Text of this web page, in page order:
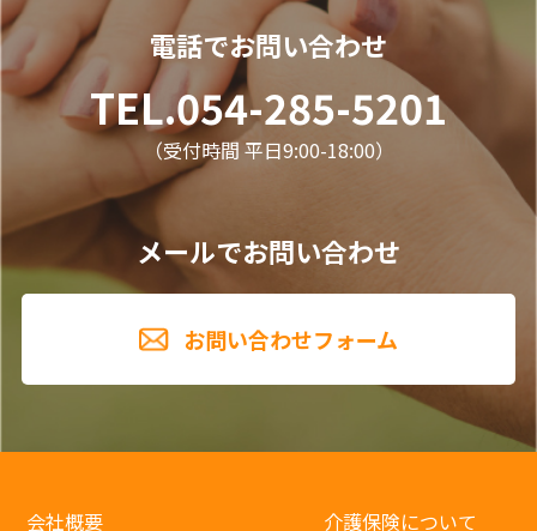
電話でお問い合わせ
TEL.054-285-5201
（受付時間 平日9:00-18:00）
メールでお問い合わせ
お問い合わせフォーム
会社概要
介護保険について